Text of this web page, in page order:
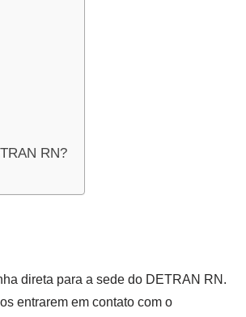
RN?
direta para a sede do DETRAN RN.
entrarem em contato com o